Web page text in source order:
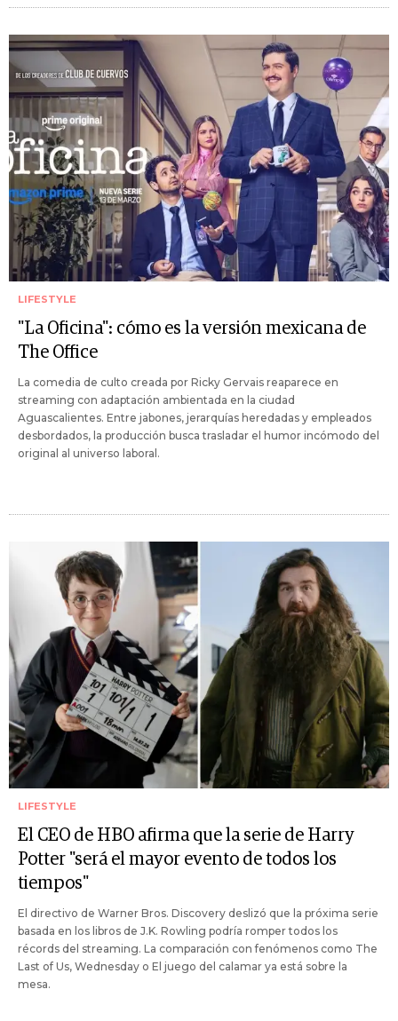
LIFESTYLE
"La Oficina": cómo es la versión mexicana de
The Office
La comedia de culto creada por Ricky Gervais reaparece en
streaming con adaptación ambientada en la ciudad
Aguascalientes. Entre jabones, jerarquías heredadas y empleados
desbordados, la producción busca trasladar el humor incómodo del
original al universo laboral.
LIFESTYLE
El CEO de HBO afirma que la serie de Harry
Potter "será el mayor evento de todos los
tiempos"
El directivo de Warner Bros. Discovery deslizó que la próxima serie
basada en los libros de J.K. Rowling podría romper todos los
récords del streaming. La comparación con fenómenos como The
Last of Us, Wednesday o El juego del calamar ya está sobre la
mesa.